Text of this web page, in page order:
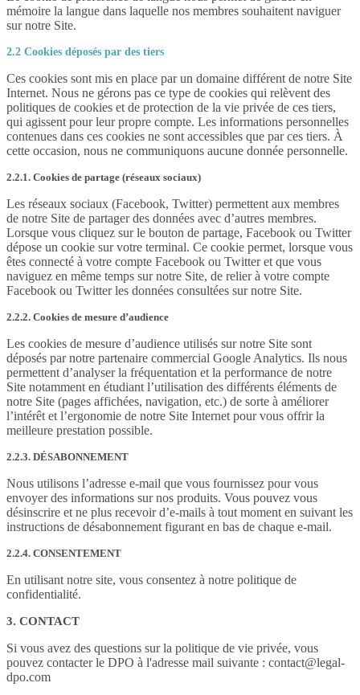
mémoire la langue dans laquelle nos membres souhaitent naviguer
sur notre Site.
2.2 Cookies déposés par des tiers
Ces cookies sont mis en place par un domaine différent de notre Site
Internet. Nous ne gérons pas ce type de cookies qui relèvent des
politiques de cookies et de protection de la vie privée de ces tiers,
qui agissent pour leur propre compte. Les informations personnelles
contenues dans ces cookies ne sont accessibles que par ces tiers. À
cette occasion, nous ne communiquons aucune donnée personnelle.
2.2.1. Cookies de partage (réseaux sociaux)
Les réseaux sociaux (Facebook, Twitter) permettent aux membres
de notre Site de partager des données avec d’autres membres.
Lorsque vous cliquez sur le bouton de partage, Facebook ou Twitter
dépose un cookie sur votre terminal. Ce cookie permet, lorsque vous
êtes connecté à votre compte Facebook ou Twitter et que vous
naviguez en même temps sur notre Site, de relier à votre compte
Facebook ou Twitter les données consultées sur notre Site.
2.2.2. Cookies de mesure d’audience
Les cookies de mesure d’audience utilisés sur notre Site sont
déposés par notre partenaire commercial Google Analytics. Ils nous
permettent d’analyser la fréquentation et la performance de notre
Site notamment en étudiant l’utilisation des différents éléments de
notre Site (pages affichées, navigation, etc.) de sorte à améliorer
l’intérêt et l’ergonomie de notre Site Internet pour vous offrir la
meilleure prestation possible.
2.2.3. DÉSABONNEMENT
Nous utilisons l’adresse e-mail que vous fournissez pour vous
envoyer des informations sur nos produits. Vous pouvez vous
désinscrire et ne plus recevoir d’e-mails à tout moment en suivant les
instructions de désabonnement figurant en bas de chaque e-mail.
2.2.4. CONSENTEMENT
En utilisant notre site, vous consentez à notre politique de
confidentialité.
3. CONTACT
Si vous avez des questions sur la politique de vie privée, vous
pouvez contacter le DPO à l'adresse mail suivante : contact@legal-
dpo.com